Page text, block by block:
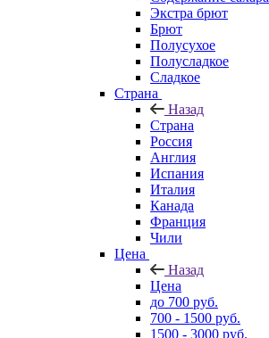
Экстра брют
Брют
Полусухое
Полусладкое
Сладкое
Страна
Назад
Страна
Россия
Англия
Испания
Италия
Канада
Франция
Чили
Цена
Назад
Цена
до 700 руб.
700 - 1500 руб.
1500 - 3000 руб.